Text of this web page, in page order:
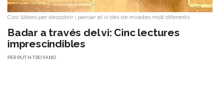
Cinc llibres per descobrir i pensar el vi des de mirades molt diferents.
Badar a través del vi: Cinc lectures
imprescindibles
PER RUTH TROYANO